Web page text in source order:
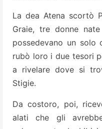
La dea Atena scortò
Graie, tre donne
possedevano un solo
rubò loro i due tesori
a rivelare dove si
Stigie.
Da costoro, poi,
alati che gli